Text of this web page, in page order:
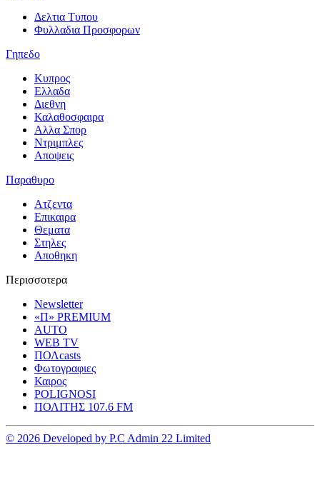
Δελτια Τυπου
Φυλλαδια Προσφορων
Γηπεδο
Κυπρος
Ελλαδα
Διεθνη
Καλαθοσφαιρα
Αλλα Σπορ
Ντριμπλες
Αποψεις
Παραθυρο
Ατζεντα
Επικαιρα
Θεματα
Στηλες
Αποθηκη
Περισσοτερα
Newsletter
«Π» PREMIUM
AUTO
WEB TV
ΠΟΛcasts
Φωτογραφιες
Καιρος
POLIGNOSI
ΠΟΛΙΤΗΣ 107.6 FM
© 2026 Developed by P.C Admin 22 Limited